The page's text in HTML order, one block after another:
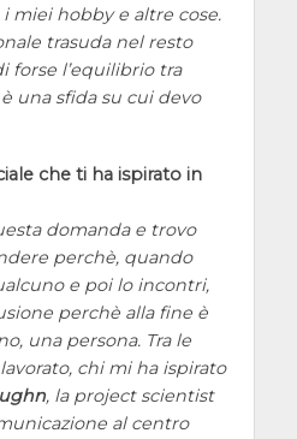
miei hobby e altre cose.
trasuda nel resto
forse l’equilibrio tra
una sfida su cui devo
che ti ha ispirato in
domanda e trovo
perchè, quando
e poi lo incontri,
perchè alla fine è
una persona. Tra le
chi mi ha ispirato
, la project scientist
al centro